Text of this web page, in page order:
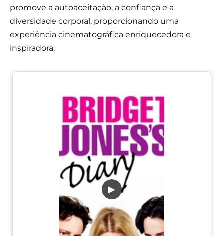
promove a autoaceitação, a confiança e a
diversidade corporal, proporcionando uma
experiência cinematográfica enriquecedora e
inspiradora.
▶